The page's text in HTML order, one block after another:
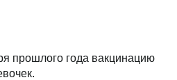
прошлого года вакцинацию